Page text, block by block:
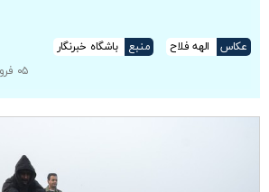
عکاس الهه فلاح منبع
باشگاه خبرنگار
۰۵ فروردین ۱۴۰۴ ساعت ۰۹:۳۸:۰۰